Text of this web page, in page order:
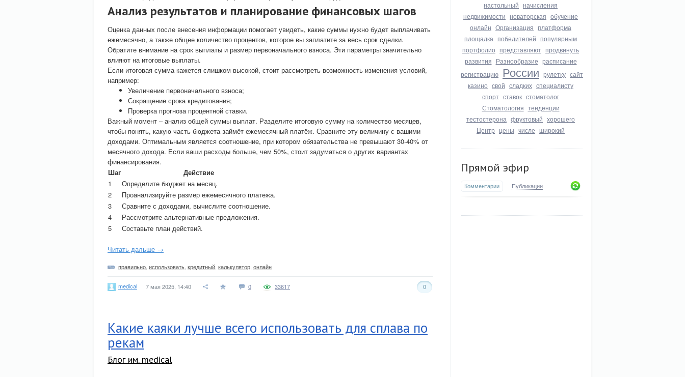
настольный начисления
недвижимости новаторская обучение
онлайн Организация платформа
площадка победителей популярным
портфолио представляют продвинуть
развития Разнообразие расписание
регистрацию России рулетку сайт
казино свой сладких специалисту
спорт ставок стоматолог
Стоматология тенденции
тестостерона фруктовый хорошего
Центр цены числе широкий
Прямой эфир
Комментарии Публикации
Анализ результатов и планирование финансовых шагов
Оценка данных после внесения информации помогает увидеть, какие суммы нужно будет выплачивать
ежемесячно, а также общее количество процентов, которое вы заплатите за весь срок сделки.
Обратите внимание на срок выплаты и размер первоначального взноса. Эти параметры значительно
влияют на итоговые выплаты.
Если итоговая сумма кажется слишком высокой, стоит рассмотреть возможность изменения условий,
например:
Увеличение первоначального взноса;
Сокращение срока кредитования;
Проверка прогноза процентной ставки.
Важный момент – анализ общей суммы выплат. Разделите итоговую сумму на количество месяцев,
чтобы понять, какую часть бюджета займёт ежемесячный платёж. Сравните эту величину с вашими
доходами. Оптимальным является соотношение, при котором обязательства не превышают 30-40% от
месячного дохода. Если ваши расходы больше, чем 50%, стоит задуматься о других вариантах
финансирования.
Шаг
Действие
1
Определите бюджет на месяц.
2
Проанализируйте размер ежемесячного платежа.
3
Сравните с доходами, вычислите соотношение.
4
Рассмотрите альтернативные предложения.
5
Составьте план действий.
Читать дальше →
правильно использовать кредитный калькулятор онлайн
medical 7 мая 2025, 14:40 0 0
33617
Какие каяки лучше всего использовать для сплава по
рекам
Блог им. medical